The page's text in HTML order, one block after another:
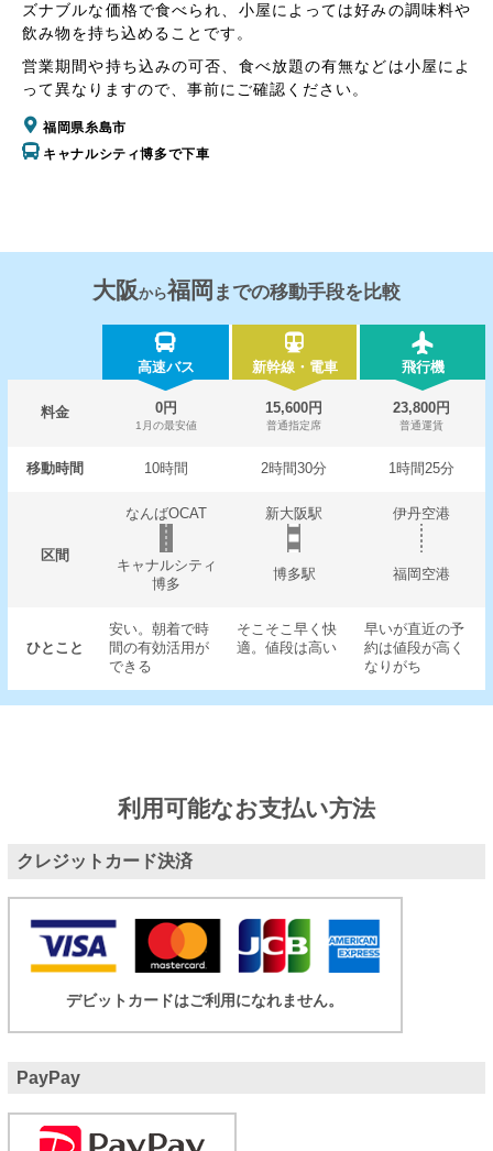
ズナブルな価格で食べられ、小屋によっては好みの調味料や
飲み物を持ち込めることです。
営業期間や持ち込みの可否、食べ放題の有無などは小屋によ
って異なりますので、事前にご確認ください。
福岡県糸島市
キャナルシティ博多で下車
大阪から福岡 までの移動手段を比較
高速バス 新幹線・電車 飛行機
料金 0円
1月の最安値
15,600円
普通指定席
23,800円
普通運賃
移動時間 10時間 2時間30分 1時間25分
区間
なんばOCAT 新大阪駅 伊丹空港
キャナルシティ
博多
博多駅 福岡空港
ひとこと
安い。朝着で時
間の有効活用が
できる
そこそこ早く快
適。値段は高い
早いが直近の予
約は値段が高く
なりがち
利用可能なお支払い方法
クレジットカード決済
デビットカードはご利用になれません。
PayPay